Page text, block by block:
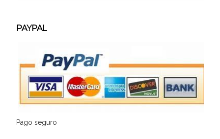
PAYPAL
Pago seguro